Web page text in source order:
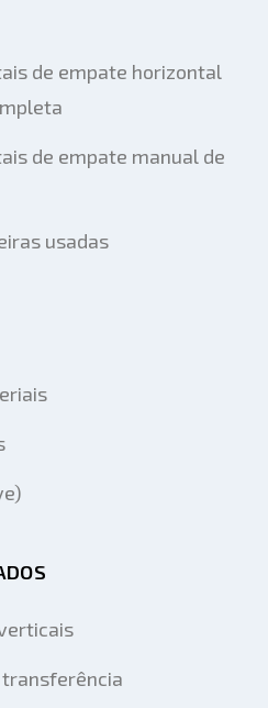
de empate horizontal
de empate manual de
usadas